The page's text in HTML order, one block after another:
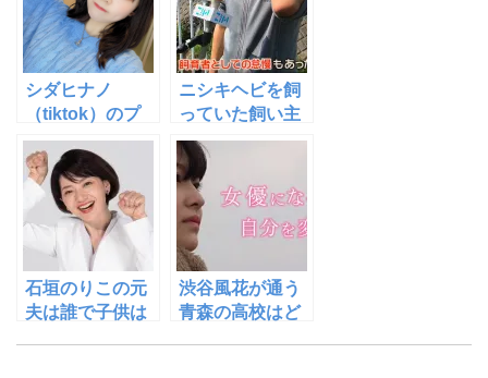
い！！
シダヒナノ
（tiktok）のプ
ロフィールとす
っぴん画像がヤ
バい！！
ニシキヘビを飼
っていた飼い主
の名前やインス
タ・ツイッター
アカウントは
石垣のりこの元
夫は誰で子供は
渋谷風花が通う
青森の高校はど